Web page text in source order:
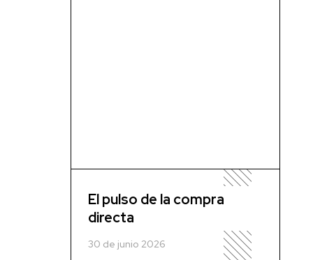
El pulso de la compra
directa
30 de junio 2026